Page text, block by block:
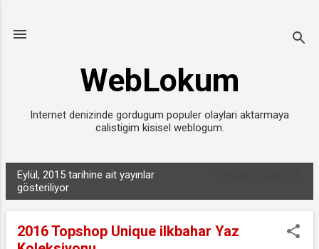
WebLokum
Internet denizinde gordugum populer olaylari aktarmaya
calistigim kisisel weblogum.
a
Eylül, 2015 tarihine ait yayınlar
gösteriliyor
2016 Topshop Unique ilkbahar Yaz